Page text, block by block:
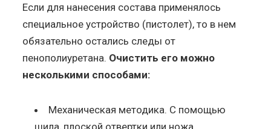
Если для нанесения состава применялось
специальное устройство (пистолет), то в нем
обязательно остались следы от
пенополиуретана. Очистить его можно
несколькими способами:
Механическая методика. С помощью
шила, плоской отвертки или ножа